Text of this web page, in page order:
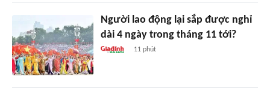
Người lao động lại sắp được nghỉ
dài 4 ngày trong tháng 11 tới?
11 phút